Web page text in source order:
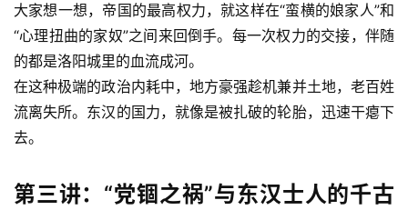
大家想一想，帝国的最高权力，就这样在“蛮横的娘家人”和
“心理扭曲的家奴”之间来回倒手。每一次权力的交接，伴随
的都是洛阳城里的血流成河。
在这种极端的政治内耗中，地方豪强趁机兼并土地，老百姓
流离失所。东汉的国力，就像是被扎破的轮胎，迅速干瘪下
去。
第三讲：“党锢之祸”与东汉士人的千古